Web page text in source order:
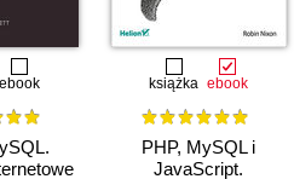
ebook książka ebook
PHP, MySQL i
JavaScript.